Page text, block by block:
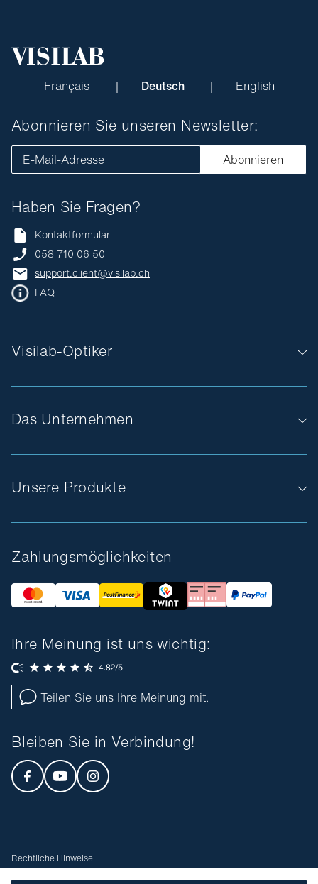
Français Deutsch English
Das Unternehmen
Unsere Produkte
Visilab-Optiker
Haben Sie Fragen?
Kontaktformular
058 710 06 50
support.client@visilab.ch
FAQ
Abonnieren Sie unseren Newsletter:
E-Mail-Adresse Abonnieren
Zahlungsmöglichkeiten
Ihre Meinung ist uns wichtig:
Teilen Sie uns Ihre Meinung mit.
Bleiben Sie in Verbindung!
Rechtliche Hinweise